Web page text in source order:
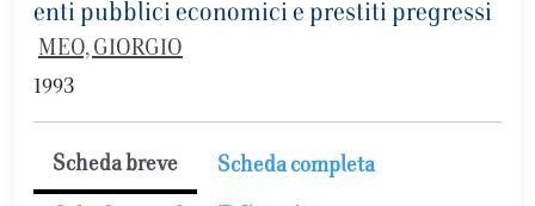
enti pubblici economici e prestiti pregressi
MEO, GIORGIO
1993
Scheda breve Scheda completa